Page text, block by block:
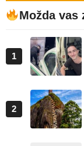
Možda vas
1
2